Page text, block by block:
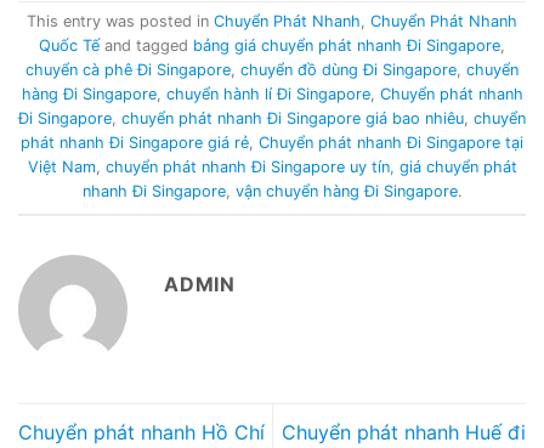
This entry was posted in Chuyển Phát Nhanh, Chuyển Phát Nhanh
Quốc Tế and tagged bảng giá chuyển phát nhanh Đi Singapore,
chuyển cà phê Đi Singapore, chuyển đồ dùng Đi Singapore, chuyển
hàng Đi Singapore, chuyển hành lí Đi Singapore, Chuyển phát nhanh
Đi Singapore, chuyển phát nhanh Đi Singapore giá bao nhiêu, chuyển
phát nhanh Đi Singapore giá rẻ, Chuyển phát nhanh Đi Singapore tại
Việt Nam, chuyển phát nhanh Đi Singapore uy tín, giá chuyển phát
nhanh Đi Singapore, vận chuyển hàng Đi Singapore.
ADMIN
Chuyển phát nhanh Hồ Chí
Chuyển phát nhanh Huế đi